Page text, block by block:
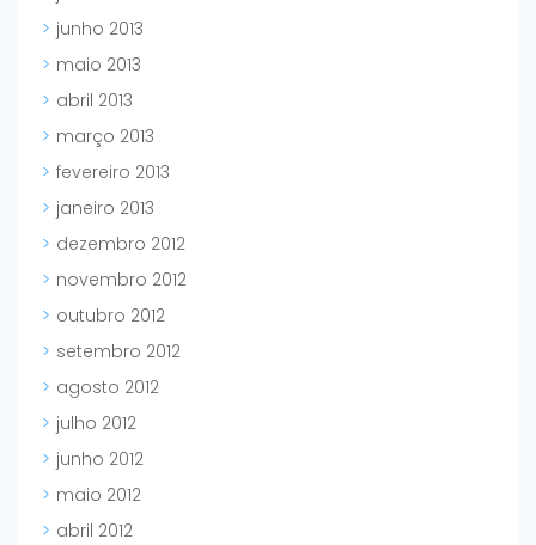
junho 2013
maio 2013
abril 2013
março 2013
fevereiro 2013
janeiro 2013
dezembro 2012
novembro 2012
outubro 2012
setembro 2012
agosto 2012
julho 2012
junho 2012
maio 2012
abril 2012